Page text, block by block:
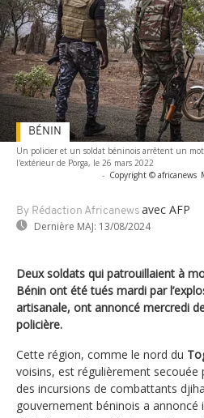
Un policier et un soldat béninois arrêtent un
l'extérieur de Porga, le 26 mars 2022
- Copyright © africanews
By Rédaction Africanews avec AFP
Dernière MAJ: 13/08/2024
BÉNIN
Deux soldats qui patrouillaient à
Bénin ont été tués mardi par
artisanale, ont annoncé mercredi
policière.
Cette région, comme le nord du
voisins, est régulièrement secouée
des incursions de combattants
gouvernement béninois a annoncé